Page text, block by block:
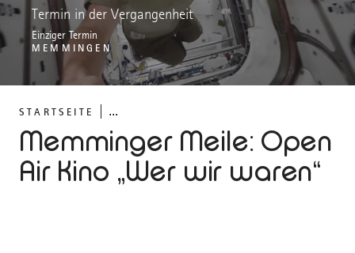
STARTSEITE ...
Memminger Meile: Open
Air Kino „Wer wir waren“
Termin in der Vergangenheit
Einziger Termin
MEMMINGEN